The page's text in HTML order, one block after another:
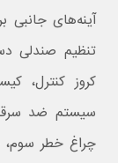
آینه‌های جانبی
تنظیم صندلی
کروز کنترل،
سیستم ضد سرقت
چراغ خطر سوم،